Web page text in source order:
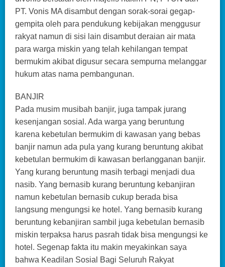
PT. Vonis MA disambut dengan sorak-sorai gegap-
gempita oleh para pendukung kebijakan menggusur
rakyat namun di sisi lain disambut deraian air mata
para warga miskin yang telah kehilangan tempat
bermukim akibat digusur secara sempurna melanggar
hukum atas nama pembangunan.
BANJIR
Pada musim musibah banjir, juga tampak jurang
kesenjangan sosial. Ada warga yang beruntung
karena kebetulan bermukim di kawasan yang bebas
banjir namun ada pula yang kurang beruntung akibat
kebetulan bermukim di kawasan berlangganan banjir.
Yang kurang beruntung masih terbagi menjadi dua
nasib. Yang bernasib kurang beruntung kebanjiran
namun kebetulan bernasib cukup berada bisa
langsung mengungsi ke hotel. Yang bernasib kurang
beruntung kebanjiran sambil juga kebetulan bernasib
miskin terpaksa harus pasrah tidak bisa mengungsi ke
hotel. Segenap fakta itu makin meyakinkan saya
bahwa Keadilan Sosial Bagi Seluruh Rakyat